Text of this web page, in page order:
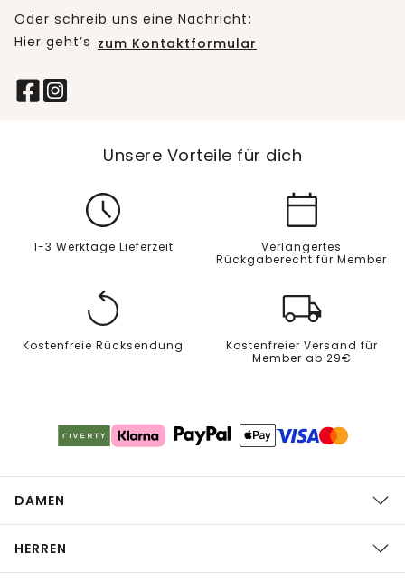
Oder schreib uns eine Nachricht:
Hier geht’s zum Kontaktformular
Unsere Vorteile für dich
1-3 Werktage Lieferzeit
Verlängertes
Rückgaberecht für Member
Kostenfreie Rücksendung
Kostenfreier Versand für
Member ab 29€
DAMEN
HERREN